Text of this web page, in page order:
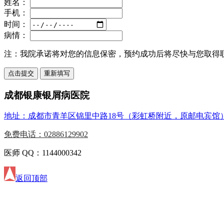
姓名：
手机：
时间：
病情：
注： 我院承诺将对您的信息保密，预约成功后将尽快与您取得
成都银康银屑病医院
地址：成都市青羊区锦里中路18号（彩虹桥附近，原邮电宾馆）
免费电话：02886129902
医师 QQ：1144000342
返回顶部